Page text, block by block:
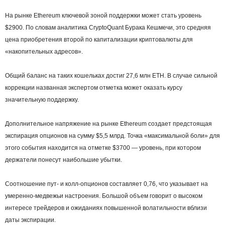
На рынке Ethereum ключевой зоной поддержки может стать уровень
$2900. По словам аналитика CryptoQuant Бурака Кешмечи, это средняя
цена приобретения второй по капитализации криптовалюты для
«накопительных адресов».
Общий баланс на таких кошельках достиг 27,6 млн ETH. В случае сильной
коррекции названная экспертом отметка может оказать курсу
значительную поддержку.
Дополнительное напряжение на рынке Ethereum создает предстоящая
экспирация опционов на сумму $5,5 млрд. Точка «максимальной боли» для
этого события находится на отметке $3700 — уровень, при котором
держатели понесут наибольшие убытки.
Соотношение пут- и колл-опционов составляет 0,76, что указывает на
умеренно-медвежьи настроения. Большой объем говорит о высоком
интересе трейдеров и ожиданиях повышенной волатильности вблизи
даты экспирации.